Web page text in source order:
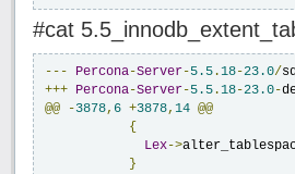
#cat
--- Percona-Server-5.5.18-23.0/
+++ Percona-Server-5.5.18-23.0-
@@
-3878, 6 +3878, 14 @@
{
Lex->
}